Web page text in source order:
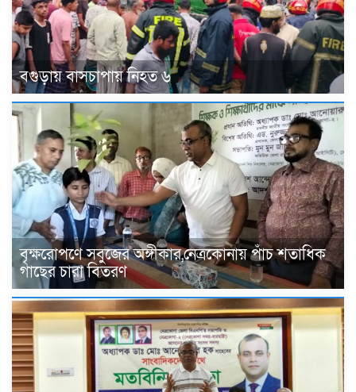
বগুড়ায় বাসচাপায় নিহত ৬
বৃক্ষরোপণে সবুজের অঙ্গীকার,নেত্রকোনায় পাঁচ শতাধিক
গাছের চারা বিতরণ